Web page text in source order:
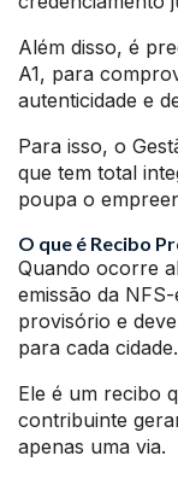
Além disso, é
A1, para
autenticidade e
Para isso, o
que tem total
poupa o
O que é Recibo
Quando ocorre
emissão da
provisório e
para cada cidade.
Ele é um recibo
contribuinte
apenas uma via.